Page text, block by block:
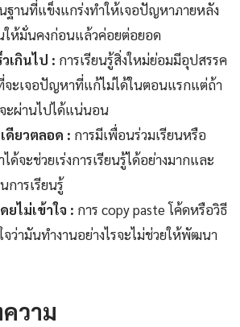
ฐานที่แข็งแกร่งทำให้เจอปัญหาภายหลัง
ให้มั่นคงก่อนแล้วค่อยต่อยอด
เกินไป : การเรียนรู้สิ่งใหม่ย่อมมีอุปสรรค
จะเจอปัญหาที่แก้ไม่ได้ในตอนแรกแต่ถ้า
ะผ่านไปได้แน่นอน
ดียวตลอด : การมีเพื่อนร่วมเรียนหรือ
จะช่วยเร่งการเรียนรู้ได้อย่างมากและ
การเรียนรู้
ยไม่เข้าใจ : การ copy paste โค้ดหรือวิธี
จว่ามันทำงานอย่างไรจะไม่ช่วยให้พัฒนา
วาม